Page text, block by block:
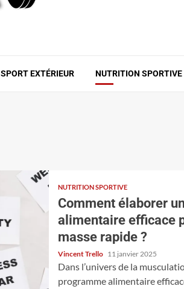
SPORT EXTÉRIEUR NUTRITION SPORTIVE
NUTRITION SPORTIVE
Comment élaborer
alimentaire efficace
masse rapide ?
Vincent Trello 11 janvier 2025
Dans l’univers de la
programme alimentaire